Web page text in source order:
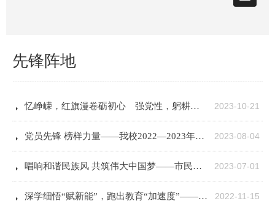
先锋阵地
2023-10-21
뀧 忆峥嵘，红旗漫卷砺初心 强党性，躬耕田园谱新篇——我校党委开展主题党日实境活动
2023-08-04
뀧 党员先锋 榜样力量——我校2022—2023年度优秀共产党员风采展示
2023-07-01
뀧 唱响和谐民族风 共筑伟大中国梦——市民宗局局长黄斌一行调研我校新疆内高班
2022-11-15
뀧 深学细悟“赋新能”，跑出教育“加速度”——我校深入开展学习二十大精神党员干部大家说活动（三）